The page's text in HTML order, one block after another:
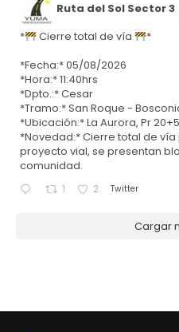
Ruta del Sol Sector 3
* Cierre total de vía
*
*Fecha:* 05/08/2026
*Hora:* 11:40hrs
*Dpto.:* Cesar
*Tramo:* San Roque -
*Ubicación:* La Aurora, Pr
*Novedad:* Cierre total de
proyecto vial, se presentan
comunidad.
1 2 Twitter
Cargar